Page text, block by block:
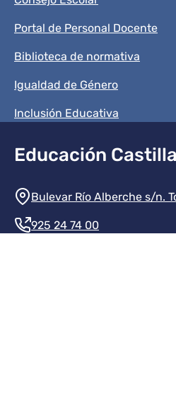
Portal de Personal Docente
Biblioteca de normativa
Igualdad de Género
Inclusión Educativa
Educación
Información de la
Bulevar Río Alberche s/n.
925 24 74 00